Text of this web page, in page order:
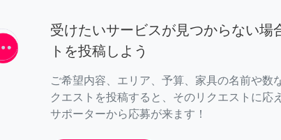
受けたいサービスが見つからない場
トを投稿しよう
ご希望内容、エリア、予算、家具の名前や数
クエストを投稿すると、そのリクエストに応
サポーターから応募が来ます！